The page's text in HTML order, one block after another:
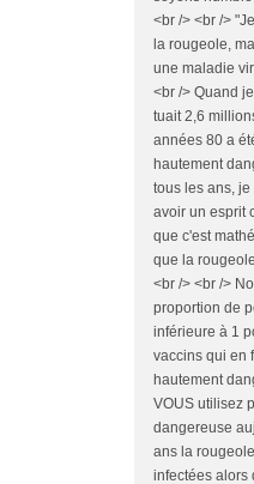
<br /> <br />
la rougeole,
une maladie
<br /> Quand
tuait 2,6
années 80 a
hautement
tous les ans,
avoir un esprit
que c'est
que la
<br /> <br />
proportion de
inférieure à 1
vaccins qui en
hautement
VOUS utilisez
dangereuse
ans la
infectées alors